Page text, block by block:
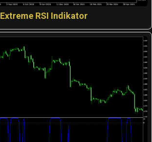
Extreme RSI Indikator